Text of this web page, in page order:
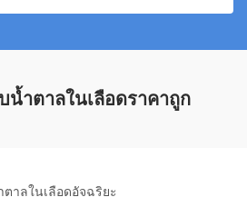
น้ำตาลในเลือดราคาถูก
าลในเลือดอัจฉริยะ